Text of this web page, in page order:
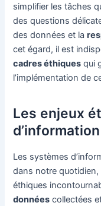
simplifier les tâches
des questions
des données et la
cet égard, il est
cadres éthiques qui
l’implémentation de
Les enjeux
d’information
Les systèmes
dans notre
éthiques
données collectées